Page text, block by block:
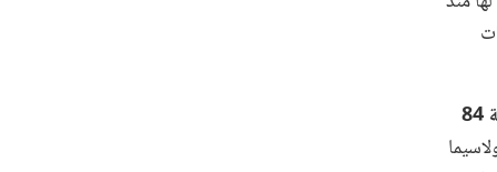
بلغت ارتباطات الإقراض الجديدة من الدائنين الثنائيين أكثر من الضعف في عام 2016 مسجلة 84